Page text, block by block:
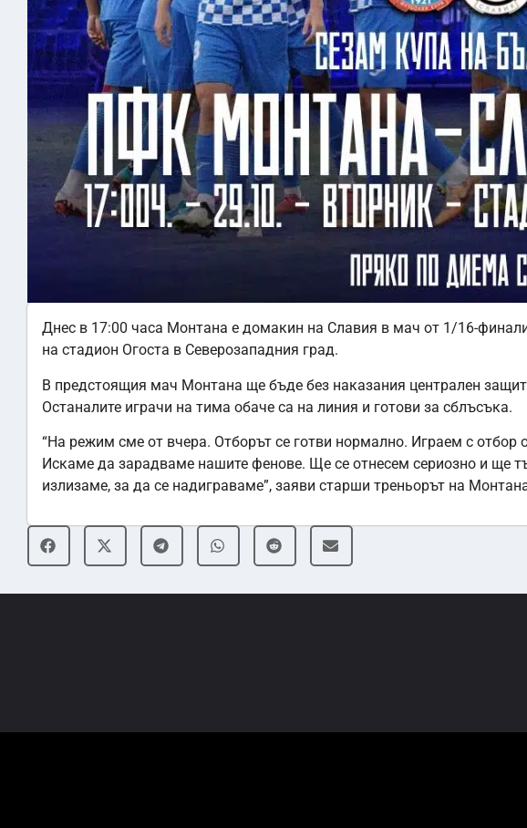
Днес в 17:00 часа Монтана е домакин на Славия в мач от 1/16-
на стадион Огоста в Северозападния град.
В предстоящия мач Монтана ще бъде без наказания централен
Останалите играчи на тима обаче са на линия и готови за сблъсъка.
“На режим сме от вчера. Отборът се готви нормално. Играем с отбор
Искаме да зарадваме нашите фенове. Ще се отнесем сериозно и ще
излизаме, за да се надиграваме”, заяви старши треньорът на